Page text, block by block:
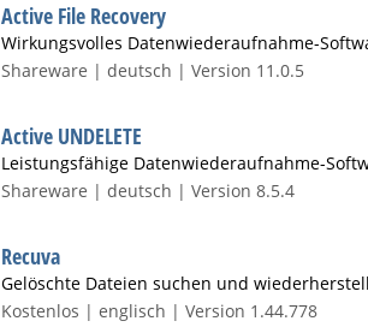
Active File Recovery
Wirkungsvolles Datenwiederaufnahme-
Shareware | deutsch | Version 11.0.5
Active UNDELETE
Leistungsfähige Datenwiederaufnahme-
Shareware | deutsch | Version 8.5.4
Recuva
Gelöschte Dateien suchen und
Kostenlos | englisch | Version 1.44.778